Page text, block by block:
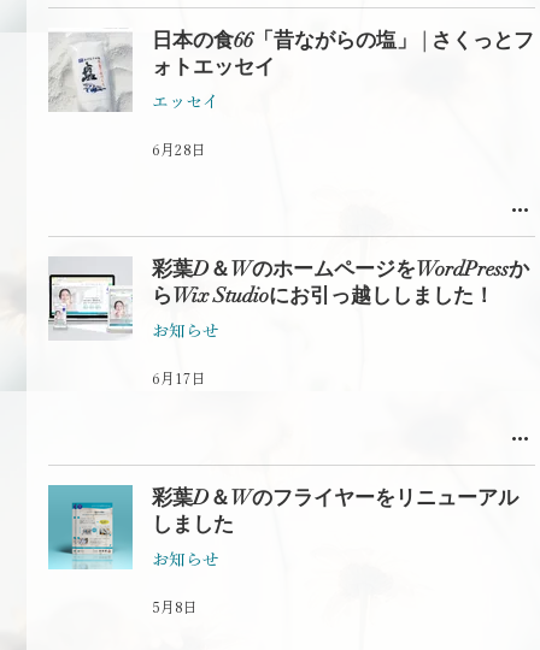
日本の食66「昔ながらの塩」 | さくっとフ
ォトエッセイ
エッセイ
6月28日
彩葉D＆WのホームページをWordPressか
らWix Studioにお引っ越ししました！
お知らせ
6月17日
彩葉D＆Wのフライヤーをリニューアル
しました
お知らせ
5月8日